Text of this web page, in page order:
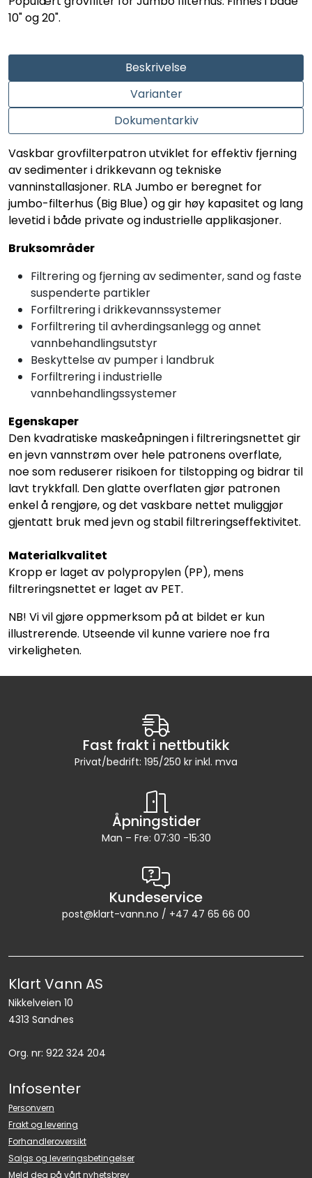
10" og 20".
Beskrivelse
Varianter
Dokumentarkiv
Vaskbar grovfilterpatron utviklet for effektiv fjerning
av sedimenter i drikkevann og tekniske
vanninstallasjoner. RLA Jumbo er beregnet for
jumbo-filterhus (Big Blue) og gir høy kapasitet og lang
levetid i både private og industrielle applikasjoner.
Bruksområder
Filtrering og fjerning av sedimenter, sand og faste
suspenderte partikler
Forfiltrering i drikkevannssystemer
Forfiltrering til avherdingsanlegg og annet
vannbehandlingsutstyr
Beskyttelse av pumper i landbruk
Forfiltrering i industrielle
vannbehandlingssystemer
Egenskaper
Den kvadratiske maskeåpningen i filtreringsnettet gir
en jevn vannstrøm over hele patronens overflate,
noe som reduserer risikoen for tilstopping og bidrar til
lavt trykkfall. Den glatte overflaten gjør patronen
enkel å rengjøre, og det vaskbare nettet muliggjør
gjentatt bruk med jevn og stabil filtreringseffektivitet.
Materialkvalitet
Kropp er laget av polypropylen (PP), mens
filtreringsnettet er laget av PET.
NB! Vi vil gjøre oppmerksom på at bildet er kun
illustrerende. Utseende vil kunne variere noe fra
virkeligheten.
Fast frakt i nettbutikk
Privat/bedrift: 195/250 kr inkl. mva
Åpningstider
Man – Fre: 07:30 -15:30
Kundeservice
post@klart-vann.no / +47 47 65 66 00
Klart Vann AS
Nikkelveien 10
4313 Sandnes
Org. nr: 922 324 204
Infosenter
Personvern
Frakt og levering
Forhandleroversikt
Salgs og leveringsbetingelser
Meld deg på vårt nyhetsbrev
STATISKE MIKSERE
Om oss
Kontakt